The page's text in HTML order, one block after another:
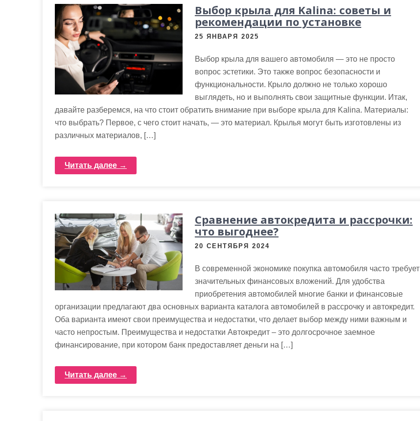
Выбор крыла для Kalina: советы и
рекомендации по установке
25 ЯНВАРЯ 2025
Выбор крыла для вашего автомобиля — это не просто
вопрос эстетики. Это также вопрос безопасности и
функциональности. Крыло должно не только хорошо
выглядеть, но и выполнять свои защитные функции. Итак,
давайте разберемся, на что стоит обратить внимание при выборе крыла для Kalina. Материалы:
что выбрать? Первое, с чего стоит начать, — это материал. Крылья могут быть изготовлены из
различных материалов, […]
Читать далее →
Сравнение автокредита и рассрочки:
что выгоднее?
20 СЕНТЯБРЯ 2024
В современной экономике покупка автомобиля часто требует
значительных финансовых вложений. Для удобства
приобретения автомобилей многие банки и финансовые
организации предлагают два основных варианта каталога автомобилей в рассрочку и автокредит.
Оба варианта имеют свои преимущества и недостатки, что делает выбор между ними важным и
часто непростым. Преимущества и недостатки Автокредит – это долгосрочное заемное
финансирование, при котором банк предоставляет деньги на […]
Читать далее →